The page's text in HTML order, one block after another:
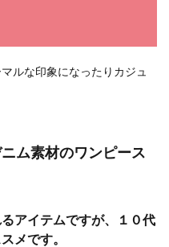
ルな印象になったりカジュ
ム素材のワンピース
アイテムですが、１０代
メです。